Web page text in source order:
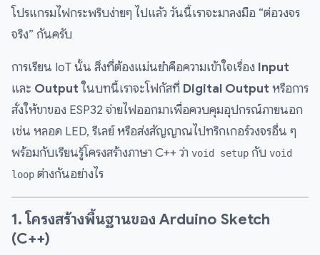
โปรแกรมไฟกระพริบง่ายๆ ไปแล้ว วันนี้เราจะมาลงมือ “ต่อวงจร
จริง” กันครับ
การเรียน IoT นั้น สิ่งที่ต้องแม่นยำคือความเข้าใจเรื่อง Input
และ Output ในบทนี้เราจะโฟกัสที่ Digital Output หรือการ
สั่งให้ขาของ ESP32 จ่ายไฟออกมาเพื่อควบคุมอุปกรณ์ภายนอก
เช่น หลอด LED, รีเลย์ หรือส่งสัญญาณไปทริกเกอร์วงจรอื่น ๆ
พร้อมกับเรียนรู้โครงสร้างภาษา C++ ว่า void setup กับ void
loop ต่างกันอย่างไร
1. โครงสร้างพื้นฐานของ Arduino Sketch
(C++)